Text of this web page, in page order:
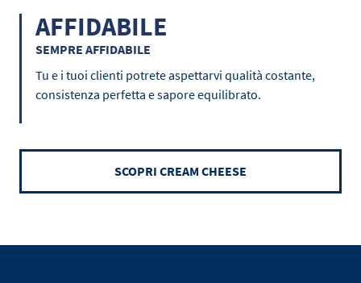
AFFIDABILE
SEMPRE AFFIDABILE
Tu e i tuoi clienti potrete aspettarvi qualità costante,
consistenza perfetta e sapore equilibrato.
SCOPRI CREAM CHEESE